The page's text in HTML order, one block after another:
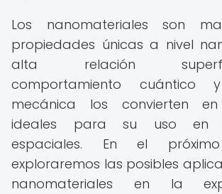
Los nanomateriales son
propiedades únicas a nivel
alta relación
comportamiento cuántico
mecánica los convierten
ideales para su uso en
espaciales. En el
exploraremos las posibles
nanomateriales en la